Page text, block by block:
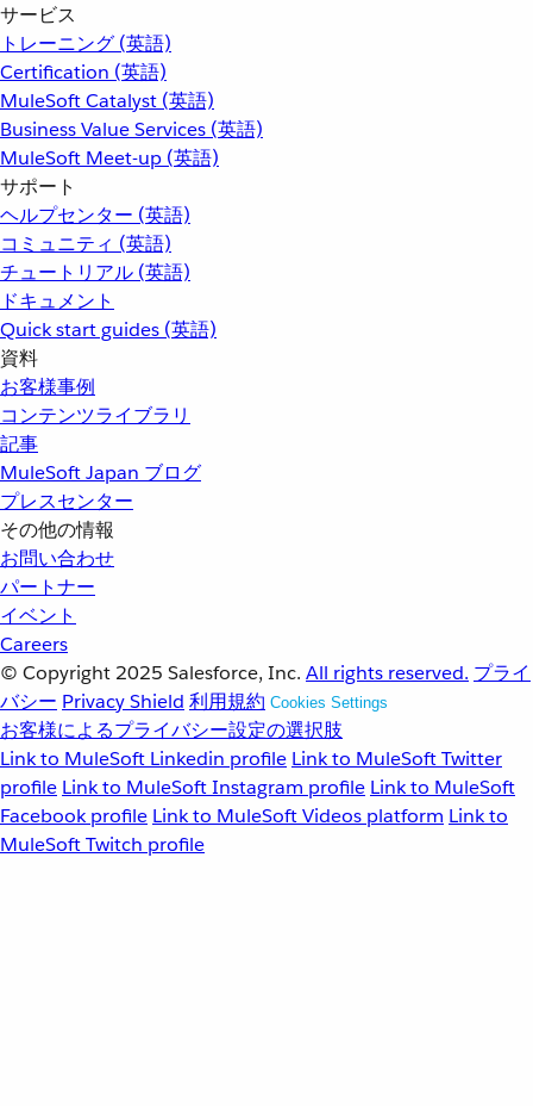
サービス
トレーニング (英語)
Certification (英語)
MuleSoft Catalyst (英語)
Business Value Services (英語)
MuleSoft Meet-up (英語)
サポート
ヘルプセンター (英語)
コミュニティ (英語)
チュートリアル (英語)
ドキュメント
Quick start guides (英語)
資料
お客様事例
コンテンツライブラリ
記事
MuleSoft Japan ブログ
プレスセンター
その他の情報
お問い合わせ
パートナー
イベント
Careers
© Copyright 2025 Salesforce, Inc. All rights reserved. プライ
バシー Privacy Shield 利用規約 Cookies Settings
お客様によるプライバシー設定の選択肢
Link to MuleSoft Linkedin profile Link to MuleSoft Twitter
profile Link to MuleSoft Instagram profile Link to MuleSoft
Facebook profile Link to MuleSoft Videos platform Link to
MuleSoft Twitch profile